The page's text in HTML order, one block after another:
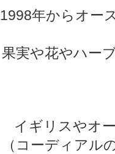
1998年からオー
果実や花やハー
イギリスやオ
（コーディアル